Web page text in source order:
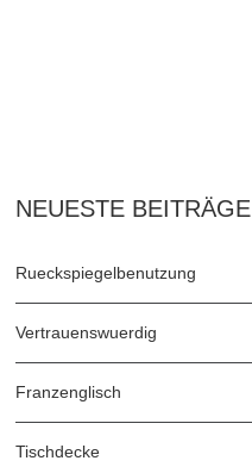
NEUESTE BEITRÄGE
Rueckspiegelbenutzung
Vertrauenswuerdig
Franzenglisch
Tischdecke